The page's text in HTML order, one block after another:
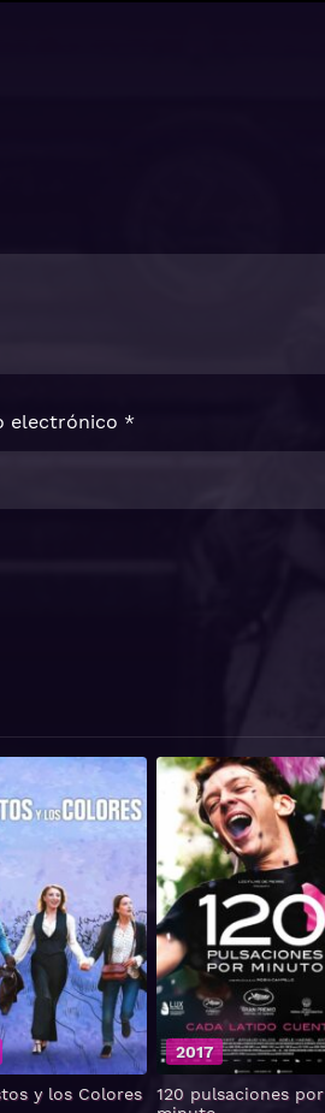
electrónico *
y los Colores
120 pulsaciones por
2017